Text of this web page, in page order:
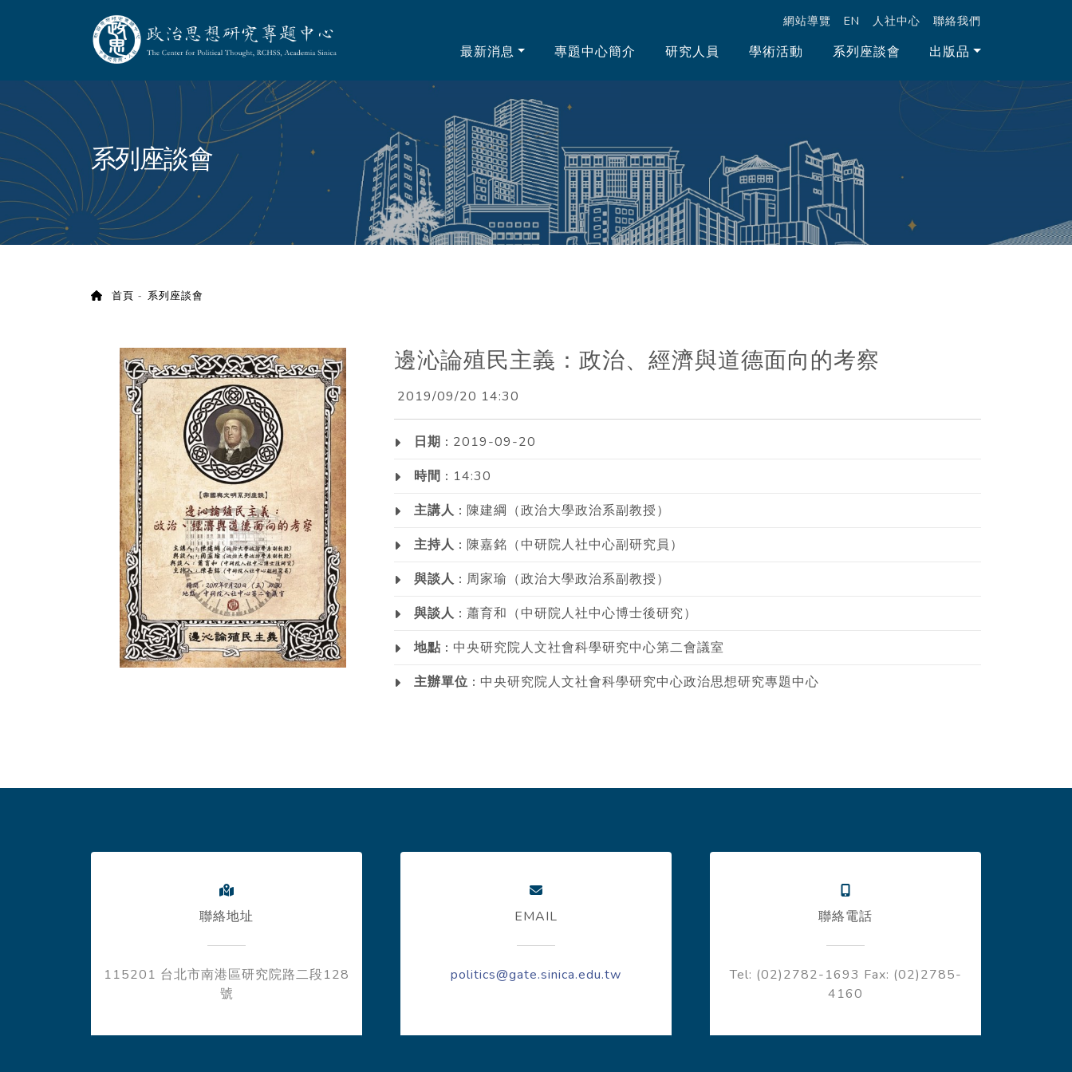
政治思想研究專題中心 網站導覽 EN 人社中心 聯絡我們
最新消息 專題中心簡介 研究人員 學術活動 系列座談會 出版品
系列座談會
首頁 系列座談會
邊沁論殖民主義：政治、經濟與道德面向的考察
2019/09/20 14:30
日期 : 2019-09-20
時間 : 14:30
主講人 : 陳建綱（政治大學政治系副教授）
主持人 : 陳嘉銘（中研院人社中心副研究員）
與談人 : 周家瑜（政治大學政治系副教授）
與談人 : 蕭育和（中研院人社中心博士後研究）
地點 : 中央研究院人文社會科學研究中心第二會議室
主辦單位 : 中央研究院人文社會科學研究中心政治思想研究專題中心
聯絡地址
115201 台北市南港區研究院路二段128
號
EMAIL
politics@gate.sinica.edu.tw
聯絡電話
Tel: (02)2782-1693 Fax: (02)2785-
4160